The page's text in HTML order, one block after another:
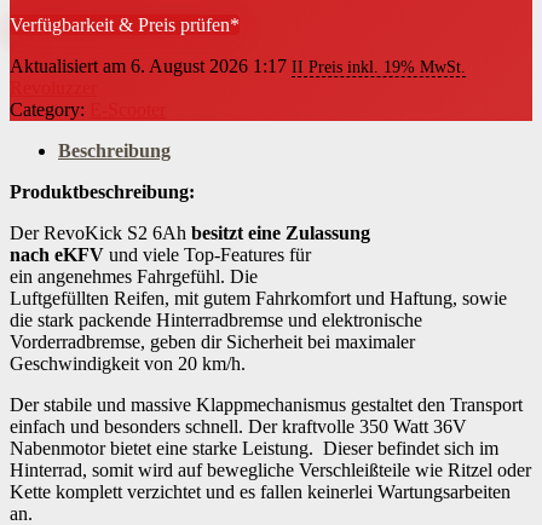
Verfügbarkeit & Preis prüfen*
Aktualisiert am 6. August 2026 1:17 II Preis inkl. 19% MwSt.
Category:
Beschreibung
Produktbeschreibung:
Der RevoKick S2 6Ah besitzt eine Zulassung
nach eKFV und viele Top-Features für
ein angenehmes Fahrgefühl. Die
Luftgefüllten Reifen, mit gutem Fahrkomfort und Haftung, sowie
die stark packende Hinterradbremse und elektronische
Vorderradbremse, geben dir Sicherheit bei maximaler
Geschwindigkeit von 20 km/h.
Der stabile und massive Klappmechanismus gestaltet den Transport
einfach und besonders schnell. Der kraftvolle 350 Watt 36V
Nabenmotor bietet eine starke Leistung. Dieser befindet sich im
Hinterrad, somit wird auf bewegliche Verschleißteile wie Ritzel oder
Kette komplett verzichtet und es fallen keinerlei Wartungsarbeiten
an.